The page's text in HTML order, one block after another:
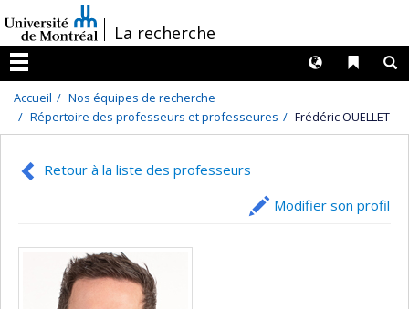
au
contenu
/La recherche
Menu
Liens
Langues
Accueil
Nos équipes de recherche
Répertoire des professeurs et professeures
Frédéric OUELLET
Retour à la liste des professeurs
Modifier son profil